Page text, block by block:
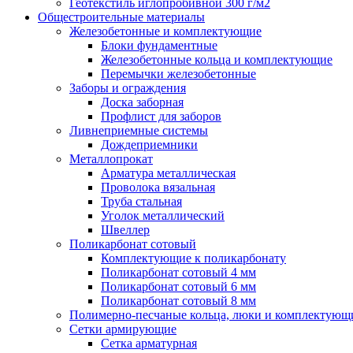
Геотекстиль иглопробивной 300 г/м2
Общестроительные материалы
Железобетонные и комплектующие
Блоки фундаментные
Железобетонные кольца и комплектующие
Перемычки железобетонные
Заборы и ограждения
Доска заборная
Профлист для заборов
Ливнеприемные системы
Дождеприемники
Металлопрокат
Арматура металлическая
Проволока вязальная
Труба стальная
Уголок металлический
Швеллер
Поликарбонат сотовый
Комплектующие к поликарбонату
Поликарбонат сотовый 4 мм
Поликарбонат сотовый 6 мм
Поликарбонат сотовый 8 мм
Полимерно-песчаные кольца, люки и
Сетки армирующие
Сетка арматурная